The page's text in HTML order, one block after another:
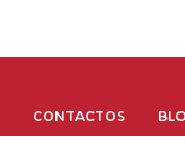
CONTACTOS